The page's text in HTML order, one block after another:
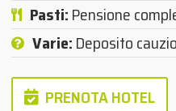
Pasti:Pensione
Varie:Deposito
PRENOTA HOTEL